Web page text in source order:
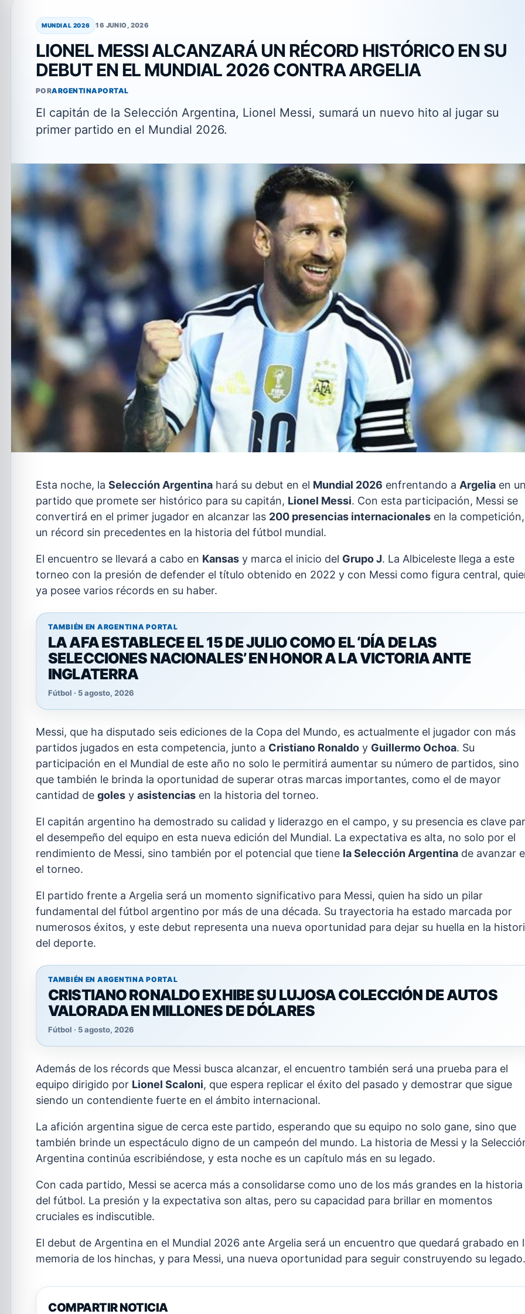
MUNDIAL 2026 16 JUNIO, 2026
LIONEL MESSI ALCANZARÁ UN RÉCORD HISTÓRICO EN SU
DEBUT EN EL MUNDIAL 2026 CONTRA ARGELIA
PORARGENTINAPORTAL
El capitán de la Selección Argentina, Lionel Messi, sumará un nuevo hito al jugar su
primer partido en el Mundial 2026.
Esta noche, la Selección Argentina hará su debut en el Mundial 2026 enfrentando a Argelia en un
partido que promete ser histórico para su capitán, Lionel Messi. Con esta participación, Messi se
convertirá en el primer jugador en alcanzar las 200 presencias internacionales en la competición,
un récord sin precedentes en la historia del fútbol mundial.
El encuentro se llevará a cabo en Kansas y marca el inicio del Grupo J. La Albiceleste llega a este
torneo con la presión de defender el título obtenido en 2022 y con Messi como figura central,
ya posee varios récords en su haber.
TAMBIÉN EN ARGENTINA PORTAL
LA AFA ESTABLECE EL 15 DE JULIO COMO EL ‘DÍA DE LAS
SELECCIONES NACIONALES’ EN HONOR A LA VICTORIA ANTE
INGLATERRA
Fútbol · 5 agosto, 2026
Messi, que ha disputado seis ediciones de la Copa del Mundo, es actualmente el jugador con más
partidos jugados en esta competencia, junto a Cristiano Ronaldo y Guillermo Ochoa. Su
participación en el Mundial de este año no solo le permitirá aumentar su número de partidos, sino
que también le brinda la oportunidad de superar otras marcas importantes, como el de mayor
cantidad de goles y asistencias en la historia del torneo.
El capitán argentino ha demostrado su calidad y liderazgo en el campo, y su presencia es clave
el desempeño del equipo en esta nueva edición del Mundial. La expectativa es alta, no solo por el
rendimiento de Messi, sino también por el potencial que tiene la Selección Argentina de avanzar
el torneo.
El partido frente a Argelia será un momento significativo para Messi, quien ha sido un pilar
fundamental del fútbol argentino por más de una década. Su trayectoria ha estado marcada por
numerosos éxitos, y este debut representa una nueva oportunidad para dejar su huella en la
del deporte.
TAMBIÉN EN ARGENTINA PORTAL
CRISTIANO RONALDO EXHIBE SU LUJOSA COLECCIÓN DE AUTOS
VALORADA EN MILLONES DE DÓLARES
Fútbol · 5 agosto, 2026
Además de los récords que Messi busca alcanzar, el encuentro también será una prueba para el
equipo dirigido por Lionel Scaloni, que espera replicar el éxito del pasado y demostrar que sigue
siendo un contendiente fuerte en el ámbito internacional.
La afición argentina sigue de cerca este partido, esperando que su equipo no solo gane, sino que
también brinde un espectáculo digno de un campeón del mundo. La historia de Messi y la
Argentina continúa escribiéndose, y esta noche es un capítulo más en su legado.
Con cada partido, Messi se acerca más a consolidarse como uno de los más grandes en la historia
del fútbol. La presión y la expectativa son altas, pero su capacidad para brillar en momentos
cruciales es indiscutible.
El debut de Argentina en el Mundial 2026 ante Argelia será un encuentro que quedará grabado en
memoria de los hinchas, y para Messi, una nueva oportunidad para seguir construyendo su legado.
COMPARTIR NOTICIA